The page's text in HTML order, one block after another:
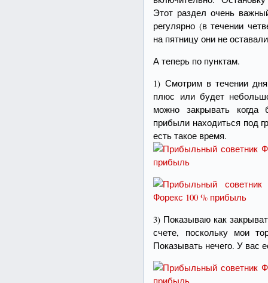
Этот раздел очень
регулярно (в течении
на пятницу они не
А теперь по пунктам.
1) Смотрим в течении
плюс или будет
можно закрывать когда
прибыли находиться под
есть такое время.
3) Показываю как
счете, поскольку мои
Показывать нечего. У вас